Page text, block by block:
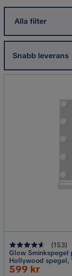
Alla filter
Snabb leverans
(153)
Glow Sminkspegel
Hollywood spegel,
Rabatterat
599 kr